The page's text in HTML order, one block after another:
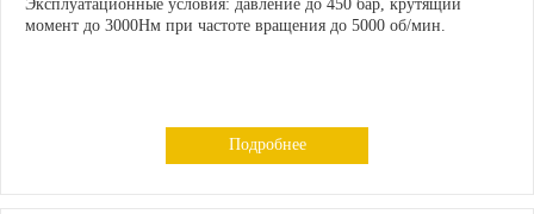
Эксплуатационные условия: давление до 450 бар, крутящий
момент до 3000Нм при частоте вращения до 5000 об/мин.
Подробнее